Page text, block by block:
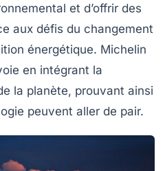
et d’offrir des
aux défis du changement
énergétique. Michelin
en intégrant la
la planète, prouvant ainsi
peuvent aller de pair.